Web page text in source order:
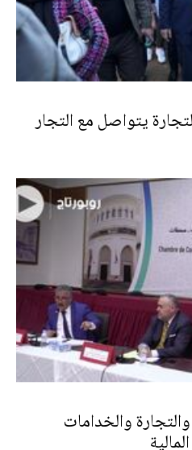
يتواصل مع التجار
والخدامات